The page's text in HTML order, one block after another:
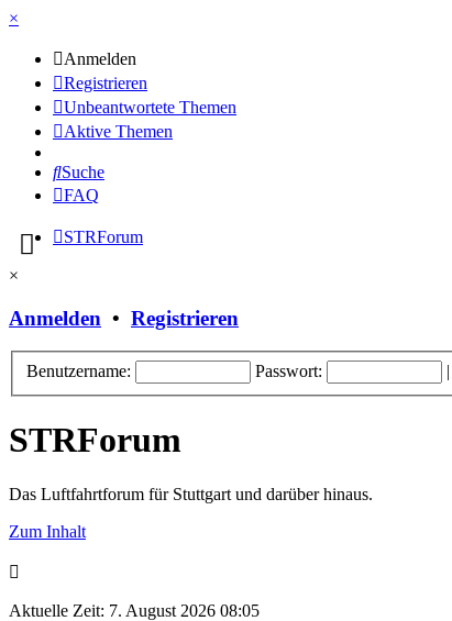
×
Anmelden
Registrieren
Unbeantwortete Themen
Aktive Themen
Suche
FAQ
STRForum
×
Anmelden • Registrieren
Benutzername: Passwort: |
STRForum
Das Luftfahrtforum für Stuttgart und darüber hinaus.
Zum Inhalt
Aktuelle Zeit: 7. August 2026 08:05